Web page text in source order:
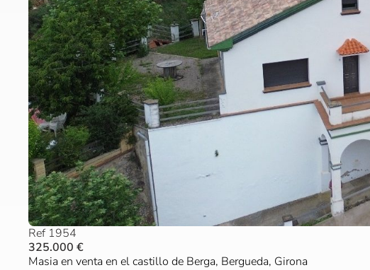
Ref 1954
325.000 €
Masia en venta en el castillo de Berga, Bergueda, Girona